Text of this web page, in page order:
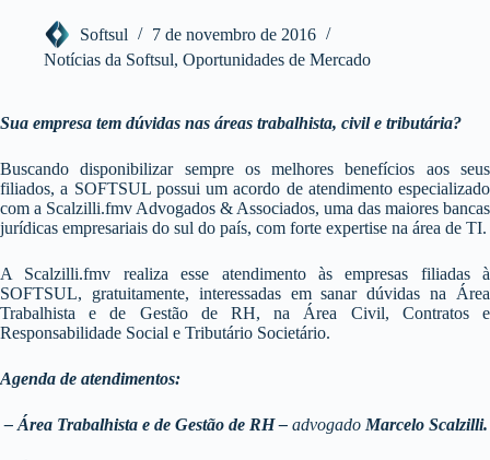
Softsul
7 de novembro de 2016
Notícias da Softsul, Oportunidades de Mercado
Sua empresa tem dúvidas nas áreas trabalhista, civil e tributária?
Buscando disponibilizar sempre os melhores benefícios aos seus
filiados, a SOFTSUL possui um acordo de atendimento especializado
com a Scalzilli.fmv Advogados & Associados, uma das maiores bancas
jurídicas empresariais do sul do país, com forte expertise na área de TI.
A Scalzilli.fmv realiza esse atendimento às empresas filiadas à
SOFTSUL, gratuitamente, interessadas em sanar dúvidas na Área
Trabalhista e de Gestão de RH, na Área Civil, Contratos e
Responsabilidade Social e Tributário Societário.
Agenda de atendimentos:
– Área Trabalhista e de Gestão de RH – advogado Marcelo Scalzilli.